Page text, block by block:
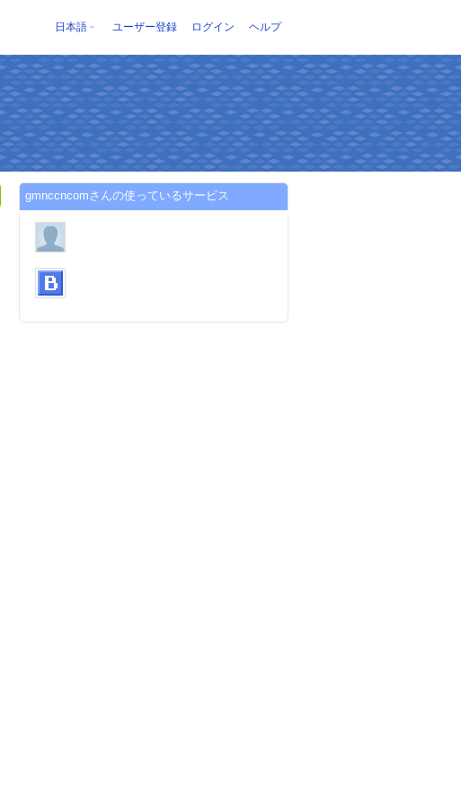
日本語 ユーザー登録 ログイン ヘルプ
gmnccncomさんの使っているサービス